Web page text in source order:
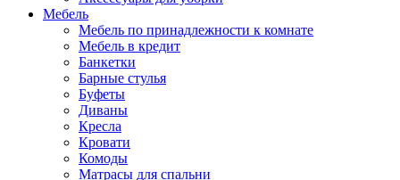
Мебель
Мебель по принадлежности к комнате
Мебель в кредит
Банкетки
Барные стулья
Буфеты
Диваны
Кресла
Кровати
Комоды
Матрасы для спальни